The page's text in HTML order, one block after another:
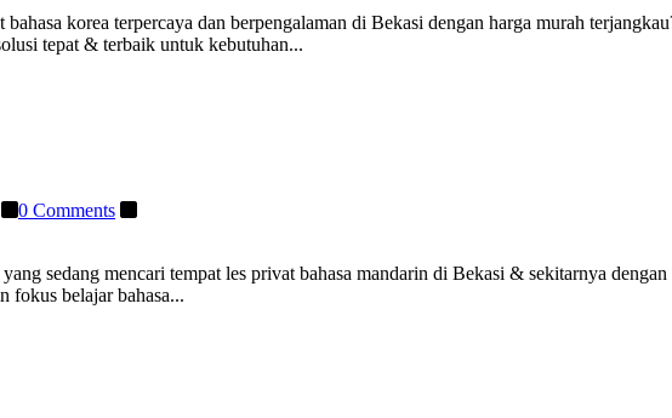
korea terpercaya dan berpengalaman di Bekasi dengan harga murah
tepat & terbaik untuk kebutuhan...
0 Comments
sedang mencari tempat les privat bahasa mandarin di Bekasi & sekitarnya
fokus belajar bahasa...